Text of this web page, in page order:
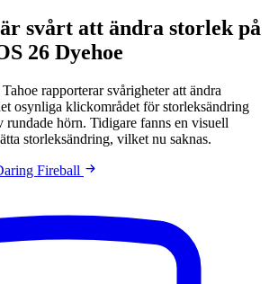
svårt att ändra storlek på
26 Dyehoe
rapporterar svårigheter att ändra
osynliga klickområdet för storleksändring
rundade hörn. Tidigare fanns en visuell
storleksändring, vilket nu saknas.
Fireball